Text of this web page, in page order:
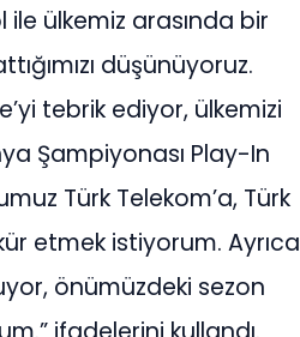
ülkemiz arasında bir
düşünüyoruz.
tebrik ediyor, ülkemizi
Şampiyonası Play-In
Türk Telekom’a, Türk
etmek istiyorum. Ayrıca
önümüzdeki sezon